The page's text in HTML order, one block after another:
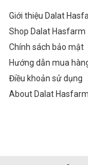
Giới thiệu Dalat
Shop Dalat Hasfarm
Chính sách bảo mật
Hướng dẫn mua
Điều khoản sử dụng
About Dalat Hasfarm